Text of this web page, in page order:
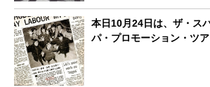
本日10月24日は、ザ・ス
パ・プロモーション・ツ